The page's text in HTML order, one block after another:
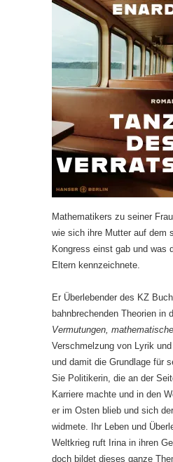
Mathematikers zu seiner
wie sich ihre Mutter auf dem
Kongress einst gab und was
Eltern kennzeichnete.
Er Überlebender des KZ
bahnbrechenden Theorien in
Vermutungen,
Verschmelzung von Lyrik
und damit die Grundlage für
Sie Politikerin, die an der
Karriere machte und in den
er im Osten blieb und sich
widmete. Ihr Leben und
Weltkrieg ruft Irina in ihren
doch bildet dieses ganze